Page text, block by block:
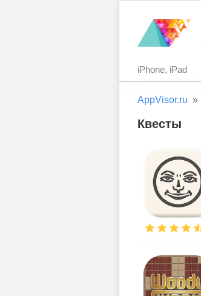
iPhone, iPad
AppVisor.ru »
Квесты